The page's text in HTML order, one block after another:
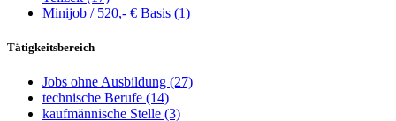
Minijob / 520,- € Basis (1)
Tätigkeitsbereich
Jobs ohne Ausbildung (27)
technische Berufe (14)
kaufmännische Stelle (3)